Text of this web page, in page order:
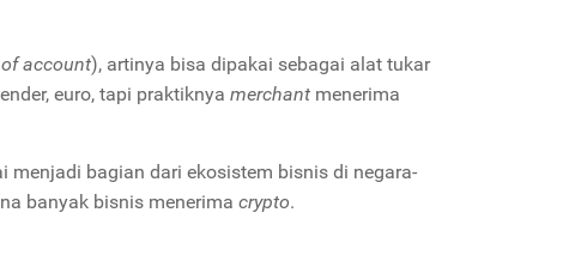
account), artinya bisa dipakai sebagai alat tukar
euro, tapi praktiknya merchant menerima
menjadi bagian dari ekosistem bisnis di negara-
banyak bisnis menerima crypto.